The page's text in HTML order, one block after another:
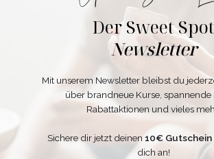
Der Sweet Spot
Newsletter
Mit unserem Newsletter bleibst du
über brandneue Kurse, spannende
Rabattaktionen und vieles
Sichere dir jetzt deinen10€ Gutschein
dich an!